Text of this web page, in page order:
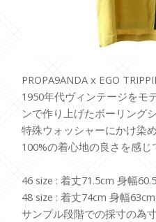
PROPA9ANDA x EGO
1950年代ヴィンテージをモ
ンで作り上げたボーリング
特殊ウォッシャーにかけ染
100%の着心地の良さを感じ
46 size : 着丈71.5cm 身幅
48 size : 着丈74cm 身幅
サンプル段階での採寸の為